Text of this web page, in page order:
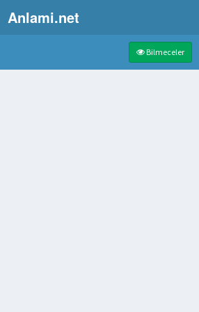
Anlami.net
Bilmeceler